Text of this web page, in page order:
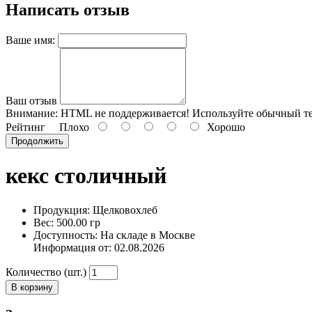
Написать отзыв
Ваше имя:
Ваш отзыв
Внимание: HTML не поддерживается! Используйте обычный
Рейтинг Плохо Хорошо
Продолжить
кекс столичный
Продукция: Щелковохлеб
Вес: 500.00 гр
Доступность: На складе в Москве
Информация от: 02.08.2026
Количество (шт.)
В корзину